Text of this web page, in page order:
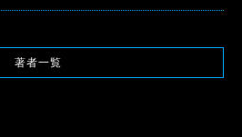
著者一覧